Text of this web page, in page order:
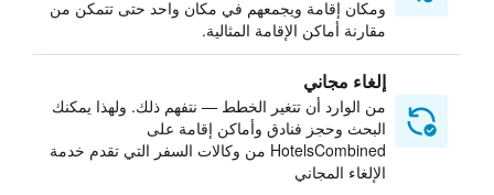
ومكان إقامة ويجمعهم في مكان واحد حتى تتمكن من
مقارنة أماكن الإقامة المثالية.
إلغاء مجاني
من الوارد أن تتغير الخطط — نتفهم ذلك. ولهذا يمكنك
البحث وحجز فنادق وأماكن إقامة على
HotelsCombined من وكالات السفر التي تقدم خدمة
الإلغاء المجاني